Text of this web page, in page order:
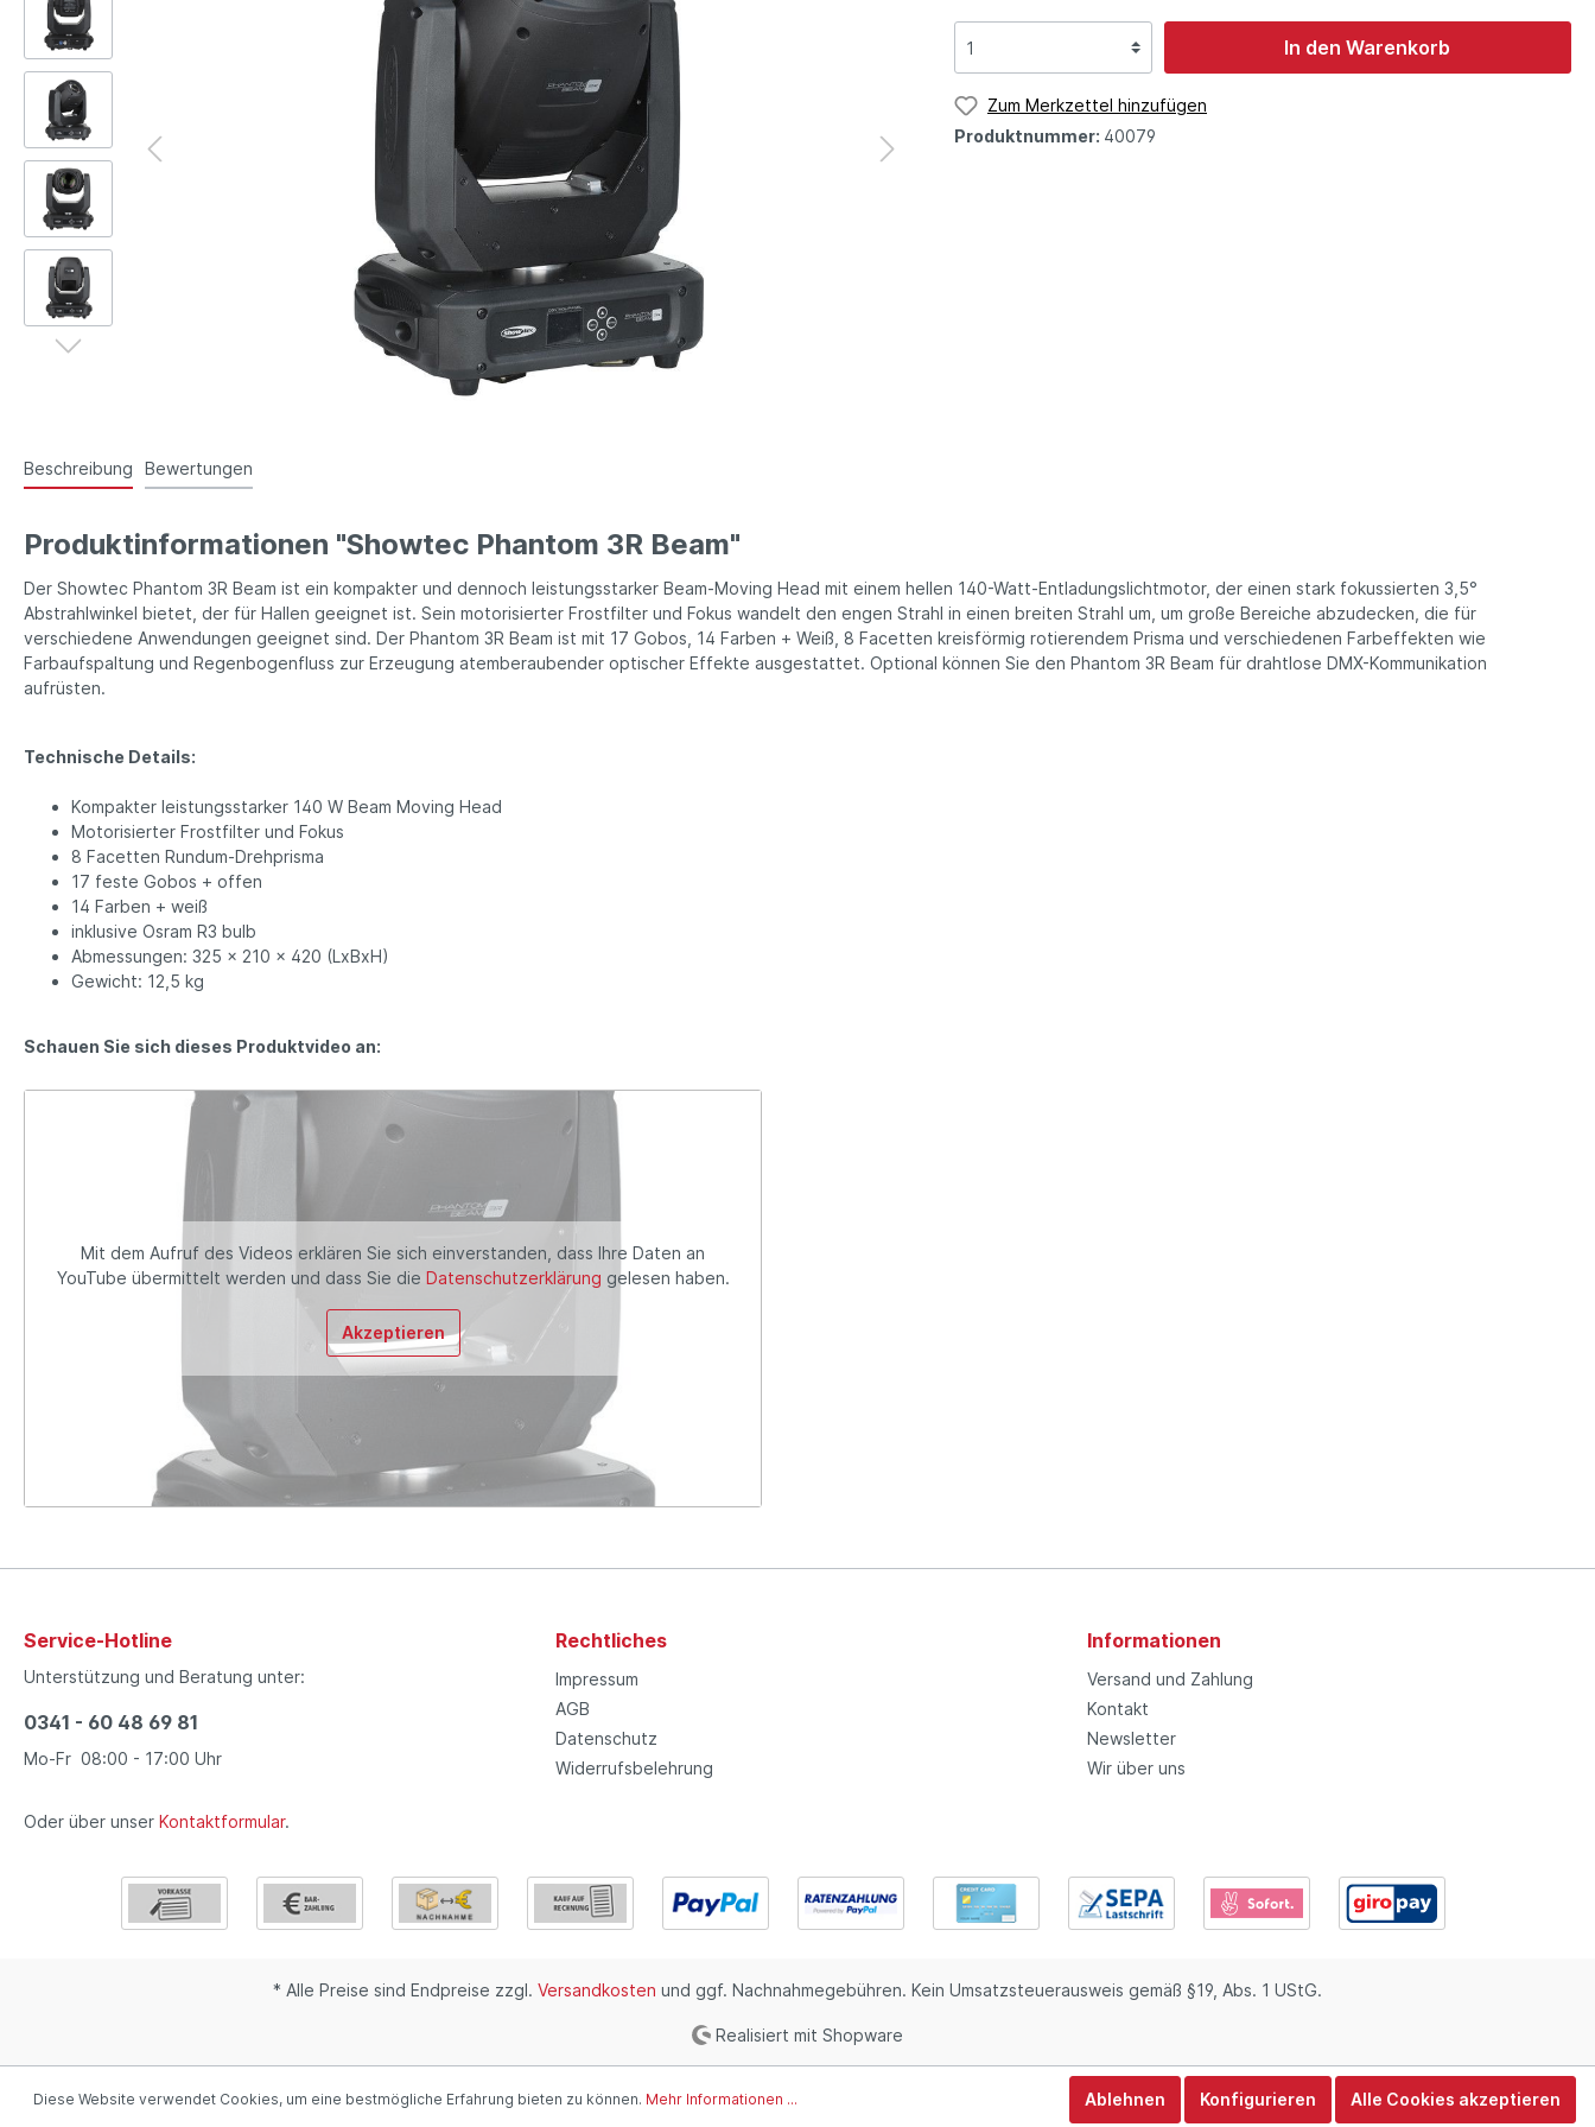
In den Warenkorb
Zum Merkzettel hinzufügen
Produktnummer: 40079
Beschreibung Bewertungen
Produktinformationen "Showtec Phantom 3R Beam"
Der Showtec Phantom 3R Beam ist ein kompakter und dennoch leistungsstarker Beam-Moving Head mit einem hellen 140-Watt-Entladungslichtmotor, der einen stark fokussierten 3,5°
Abstrahlwinkel bietet, der für Hallen geeignet ist. Sein motorisierter Frostfilter und Fokus wandelt den engen Strahl in einen breiten Strahl um, um große Bereiche abzudecken, die für
verschiedene Anwendungen geeignet sind. Der Phantom 3R Beam ist mit 17 Gobos, 14 Farben + Weiß, 8 Facetten kreisförmig rotierendem Prisma und verschiedenen Farbeffekten wie
Farbaufspaltung und Regenbogenfluss zur Erzeugung atemberaubender optischer Effekte ausgestattet. Optional können Sie den Phantom 3R Beam für drahtlose DMX-Kommunikation
aufrüsten.
Technische Details:
Kompakter leistungsstarker 140 W Beam Moving Head
Motorisierter Frostfilter und Fokus
8 Facetten Rundum-Drehprisma
17 feste Gobos + offen
14 Farben + weiß
inklusive Osram R3 bulb
Abmessungen: 325 x 210 x 420 (LxBxH)
Gewicht: 12,5 kg
Schauen Sie sich dieses Produktvideo an:
Mit dem Aufruf des Videos erklären Sie sich einverstanden, dass Ihre Daten an
YouTube übermittelt werden und dass Sie die Datenschutzerklärung gelesen haben.
Akzeptieren
Service-Hotline
Unterstützung und Beratung unter:
0341 - 60 48 69 81
Mo-Fr 08:00 - 17:00 Uhr
Oder über unser Kontaktformular.
Rechtliches
Impressum
AGB
Datenschutz
Widerrufsbelehrung
Informationen
Versand und Zahlung
Kontakt
Newsletter
Wir über uns
* Alle Preise sind Endpreise zzgl. Versandkosten und ggf. Nachnahmegebühren. Kein Umsatzsteuerausweis gemäß §19, Abs. 1 UStG.
Realisiert mit Shopware
Diese Website verwendet Cookies, um eine bestmögliche Erfahrung bieten zu können. Mehr Informationen ... Ablehnen Konfigurieren Alle Cookies akzeptieren